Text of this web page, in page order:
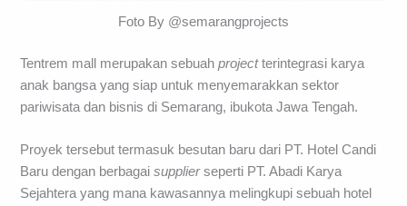
Foto By @semarangprojects
Tentrem mall merupakan sebuahprojectterintegrasi karya
anak bangsa yang siap untuk menyemarakkan sektor
pariwisata dan bisnis di Semarang, ibukota Jawa Tengah.
Proyek tersebut termasuk besutan baru dari PT. Hotel Candi
Baru dengan berbagaisupplierseperti PT. Abadi Karya
Sejahtera yang mana kawasannya melingkupi sebuah hotel